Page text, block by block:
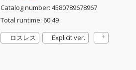
Catalog number: 4580789678967
Total runtime: 60:49
ロスレス
Explicit ver.